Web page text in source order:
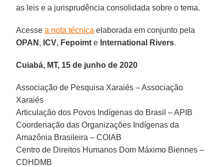
as leis e a jurisprudência consolidada sobre o tema.
Acessea nota técnica elaborada em conjunto pela
OPAN , ICV, Fepoimt e International Rivers.
Cuiabá, MT, 15 de junho de 2020
Associação de Pesquisa Xaraiés – Associação
Xaraiés
Articulação dos Povos Indígenas do Brasil – APIB
Coordenação das Organizações Indígenas da
Amazônia Brasileira – COIAB
Centro de Direitos Humanos Dom Máximo Biennes –
CDHDMB